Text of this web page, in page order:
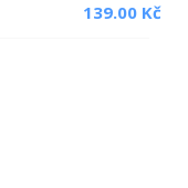
139.00 Kč